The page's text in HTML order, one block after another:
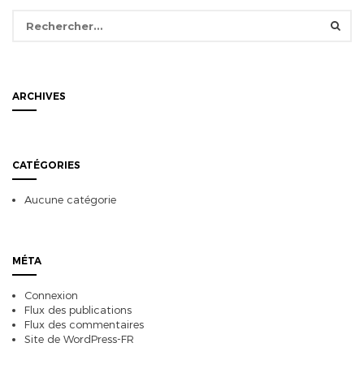
ARCHIVES
CATÉGORIES
Aucune catégorie
MÉTA
Connexion
Flux des publications
Flux des commentaires
Site de WordPress-FR